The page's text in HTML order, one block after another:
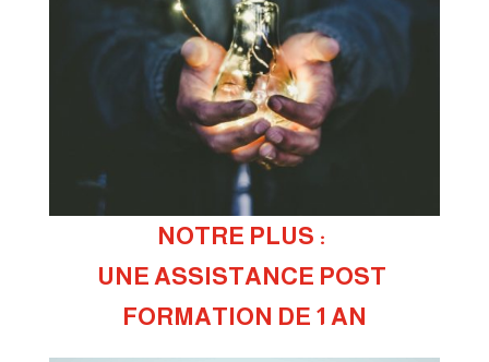
NOTRE PLUS :
UNE ASSISTANCE POST
FORMATION DE 1 AN